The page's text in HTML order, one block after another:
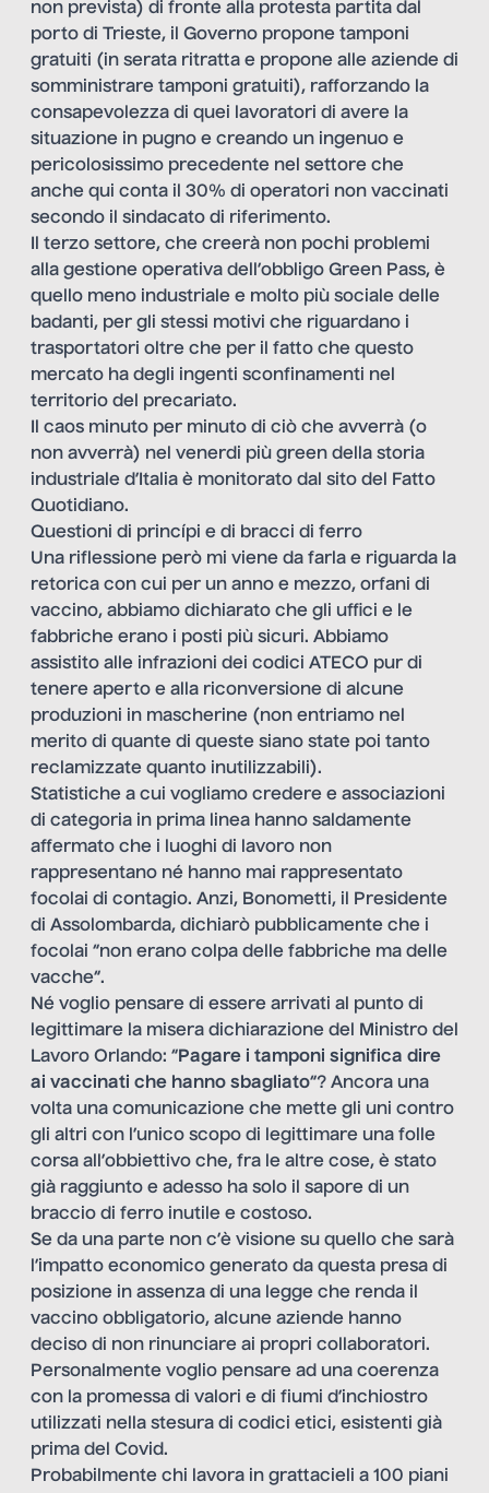
non prevista) di fronte alla protesta partita dal
porto di Trieste, il Governo propone tamponi
gratuiti (in serata ritratta e propone alle aziende di
somministrare tamponi gratuiti), rafforzando la
consapevolezza di quei lavoratori di avere la
situazione in pugno e creando un ingenuo e
pericolosissimo precedente nel settore che
anche qui conta il 30% di operatori non vaccinati
secondo il sindacato di riferimento.
Il terzo settore, che creerà non pochi problemi
alla gestione operativa dell’obbligo Green Pass, è
quello meno industriale e molto più sociale delle
badanti, per gli stessi motivi che riguardano i
trasportatori oltre che per il fatto che questo
mercato ha degli ingenti sconfinamenti nel
territorio del precariato.
Il caos minuto per minuto di ciò che avverrà (o
non avverrà) nel venerdi più green della storia
industriale d’Italia è monitorato dal sito del Fatto
Quotidiano.
Questioni di princípi e di bracci di ferro
Una riflessione però mi viene da farla e riguarda la
retorica con cui per un anno e mezzo, orfani di
vaccino, abbiamo dichiarato che gli uffici e le
fabbriche erano i posti più sicuri. Abbiamo
assistito alle infrazioni dei codici ATECO pur di
tenere aperto e alla riconversione di alcune
produzioni in mascherine (non entriamo nel
merito di quante di queste siano state poi tanto
reclamizzate quanto inutilizzabili).
Statistiche a cui vogliamo credere e associazioni
di categoria in prima linea hanno saldamente
affermato che i luoghi di lavoro non
rappresentano né hanno mai rappresentato
focolai di contagio. Anzi, Bonometti, il Presidente
di Assolombarda, dichiarò pubblicamente che i
focolai “non erano colpa delle fabbriche ma delle
vacche“.
Né voglio pensare di essere arrivati al punto di
legittimare la misera dichiarazione del Ministro del
Lavoro Orlando: “Pagare i tamponi significa dire
ai vaccinati che hanno sbagliato“? Ancora una
volta una comunicazione che mette gli uni contro
gli altri con l’unico scopo di legittimare una folle
corsa all’obbiettivo che, fra le altre cose, è stato
già raggiunto e adesso ha solo il sapore di un
braccio di ferro inutile e costoso.
Se da una parte non c’è visione su quello che sarà
l’impatto economico generato da questa presa di
posizione in assenza di una legge che renda il
vaccino obbligatorio, alcune aziende hanno
deciso di non rinunciare ai propri collaboratori.
Personalmente voglio pensare ad una coerenza
con la promessa di valori e di fiumi d’inchiostro
utilizzati nella stesura di codici etici, esistenti già
prima del Covid.
Probabilmente chi lavora in grattacieli a 100 piani